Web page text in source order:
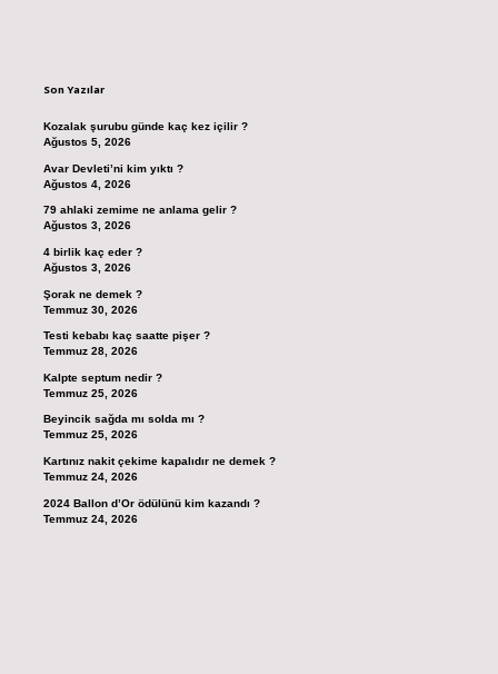
Son Yazılar
Kozalak şurubu günde kaç kez içilir ?
Ağustos 5, 2026
Avar Devleti’ni kim yıktı ?
Ağustos 4, 2026
79 ahlaki zemime ne anlama gelir ?
Ağustos 3, 2026
4 birlik kaç eder ?
Ağustos 3, 2026
Şorak ne demek ?
Temmuz 30, 2026
Testi kebabı kaç saatte pişer ?
Temmuz 28, 2026
Kalpte septum nedir ?
Temmuz 25, 2026
Beyincik sağda mı solda mı ?
Temmuz 25, 2026
Kartınız nakit çekime kapalıdır ne demek ?
Temmuz 24, 2026
2024 Ballon d’Or ödülünü kim kazandı ?
Temmuz 24, 2026